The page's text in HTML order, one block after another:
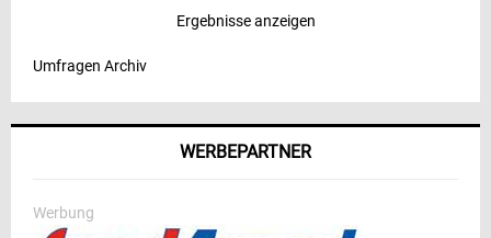
Ergebnisse anzeigen
Umfragen Archiv
WERBEPARTNER
Werbung